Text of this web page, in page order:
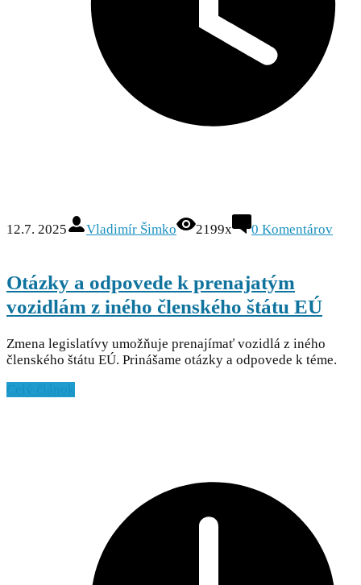
12.7. 2025 Vladimír Šimko 2199x 0 Komentárov
Otázky a odpovede k prenajatým
vozidlám z iného členského štátu EÚ
Zmena legislatívy umožňuje prenajímať vozidlá z iného
členského štátu EÚ. Prinášame otázky a odpovede k téme.